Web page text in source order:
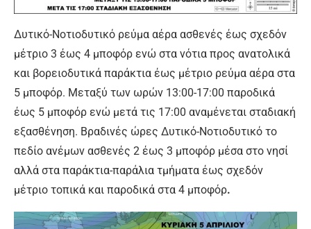
Δυτικό-Νοτιοδυτικό ρεύμα αέρα ασθενές έως σχεδόν
μέτριο 3 έως 4 μποφόρ ενώ στα νότια προς ανατολικά
και βορειοδυτικά παράκτια έως μέτριο ρεύμα αέρα στα
5 μποφόρ. Μεταξύ των ωρών 13:00-17:00 παροδικά
έως 5 μποφόρ ενώ μετά τις 17:00 αναμένεται σταδιακή
εξασθένηση. Βραδινές ώρες Δυτικό-Νοτιοδυτικό το
πεδίο ανέμων ασθενές 2 έως 3 μποφόρ μέσα στο νησί
αλλά στα παράκτια-παράλια τμήματα έως σχεδόν
μέτριο τοπικά και παροδικά στα 4 μποφόρ.